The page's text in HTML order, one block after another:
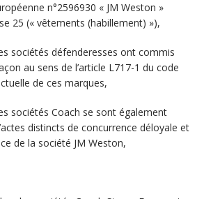
n°2596930 « JM Weston »
25 (« vêtements (habillement) »),
sociétés défenderesses ont commis
au sens de l’article L717-1 du code
de ces marques,
sociétés Coach se sont également
distincts de concurrence déloyale et
de la société JM Weston,